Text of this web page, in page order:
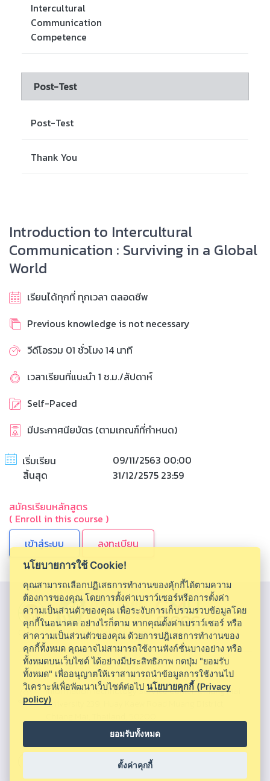
Intercultural
Communication
Competence
Post-Test
Post-Test
Thank You
Introduction to Intercultural
Communication : Surviving in a Global
World
เรียนได้ทุกที่ ทุกเวลา ตลอดชีพ
Previous knowledge is not necessary
วีดีโอรวม 01 ชั่วโมง 14 นาที
เวลาเรียนที่แนะนำ 1 ช.ม./สัปดาห์
Self-Paced
มีประกาศนียบัตร (ตามเกณฑ์ที่กำหนด)
เริ่มเรียน
09/11/2563 00:00
สิ้นสุด
31/12/2575 23:59
สมัครเรียนหลักสูตร
( Enroll in this course )
ลงทะเบียน
CMU MOOC |Chiang Mai University
Information Technology Service Center, Chiang Mai
University 239, Huay Kaew Road,Muang District,
053943855 ,053943820 ,053943856
นโยบายการใช้ Cookie!
คุณสามารถเลือกปฏิเสธการทำงานของคุ้กกี้ได้ตามความ
ต้องการของคุณ โดยการตั้งค่าเบราว์เซอร์หรือการตั้งค่า
ความเป็นส่วนตัวของคุณ เพื่อระงับการเก็บรวมรวบข้อมูลโดย
คุกกี้ในอนาคต อย่างไรก็ตาม หากคุณตั้งค่าเบราว์เซอร์ หรือ
ค่าความเป็นส่วนตัวของคุณ ด้วยการปฎิเสธการทำงานของ
คุกกี้ทั้งหมด คุณอาจไม่สามารถใช้งานฟังก์ชั่นบางอย่าง หรือ
ทั้งหมดบนเว็บไซต์ ได้อย่างมีประสิทธิภาพ กดปุ่ม "ยอมรับ
ทั้งหมด" เพื่ออนุญาตให้เราสามารถนำข้อมูลการใช้งานไป
วิเคราะห์เพื่อพัฒนาเว็บไซต์ต่อไปนโยบายคุกกี้ (Privacy
policy)
ยอมรับทั้งหมด
ตั้งค่าคุกกี้